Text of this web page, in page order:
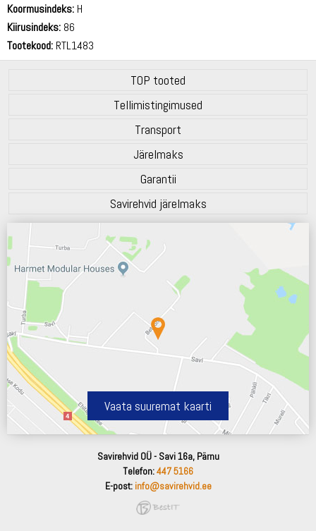
Koormusindeks: H
Kiirusindeks: 86
Tootekood: RTL1483
TOP tooted
Tellimistingimused
Transport
Järelmaks
Garantii
Savirehvid järelmaks
Vaata suuremat kaarti
Savirehvid OÜ - Savi 16a, Pärnu
Telefon:447 5166
E-post: info@savirehvid.ee